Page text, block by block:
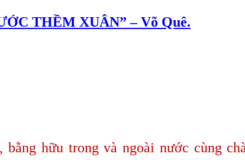
THỀM XUÂN” – Võ Quê.
hữu trong và ngoài nước cùng